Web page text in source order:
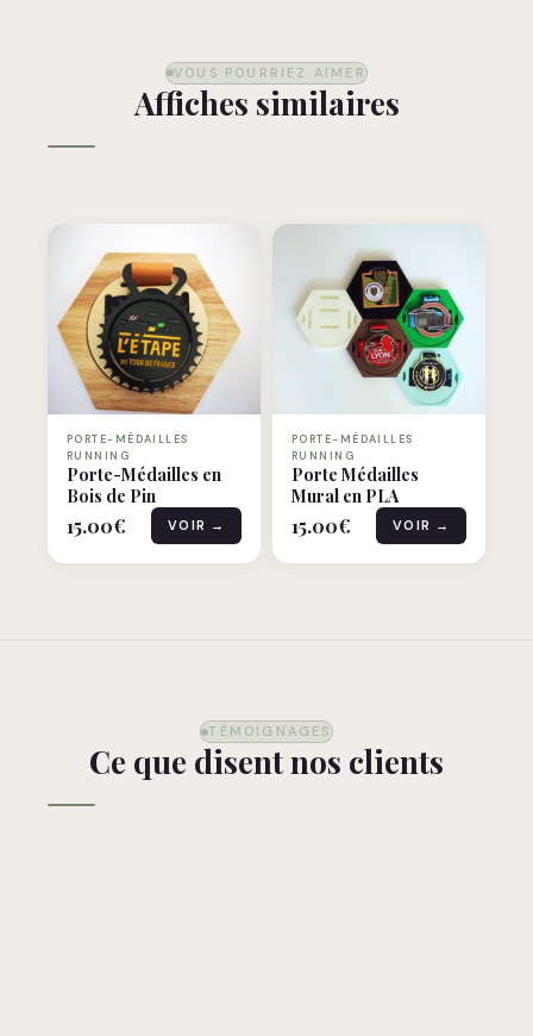
VOUS POURRIEZ AIMER
Affiches similaires
PORTE-MÉDAILLES
RUNNING
Porte-Médailles en
Bois de Pin
15.00€ VOIR →
PORTE-MÉDAILLES
RUNNING
Porte Médailles
Mural en PLA
15.00€ VOIR →
TÉMOIGNAGES
Ce que disent nos clients